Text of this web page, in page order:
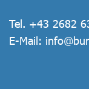
Tel. +43 2682
E-Mail: